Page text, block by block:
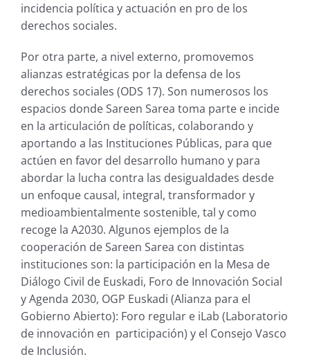
incidencia política y actuación en pro de los
derechos sociales.
Por otra parte, a nivel externo, promovemos
alianzas estratégicas por la defensa de los
derechos sociales (ODS 17). Son numerosos los
espacios donde Sareen Sarea toma parte e incide
en la articulación de políticas, colaborando y
aportando a las Instituciones Públicas, para que
actúen en favor del desarrollo humano y para
abordar la lucha contra las desigualdades desde
un enfoque causal, integral, transformador y
medioambientalmente sostenible, tal y como
recoge la A2030. Algunos ejemplos de la
cooperación de Sareen Sarea con distintas
instituciones son: la participación en la Mesa de
Diálogo Civil de Euskadi, Foro de Innovación Social
y Agenda 2030, OGP Euskadi (Alianza para el
Gobierno Abierto): Foro regular e iLab (Laboratorio
de innovación en participación) y el Consejo Vasco
de Inclusión.